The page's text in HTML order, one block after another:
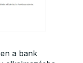
a bank